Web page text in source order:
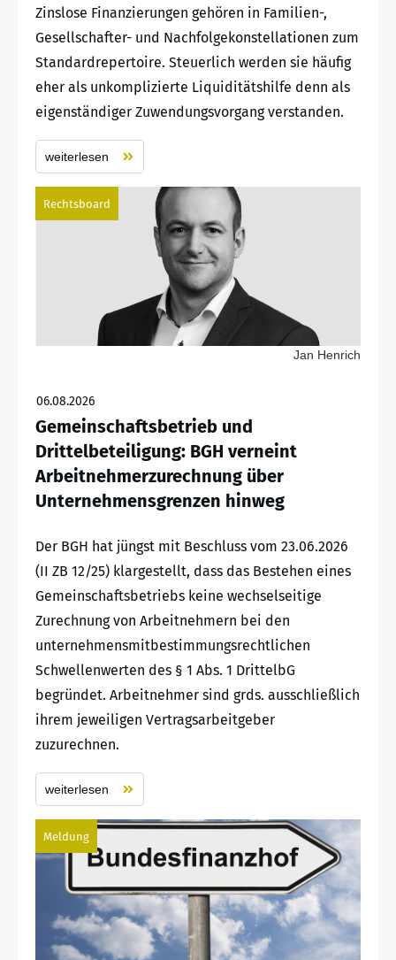
Zinslose Finanzierungen gehören in Familien-,
Gesellschafter- und Nachfolgekonstellationen zum
Standardrepertoire. Steuerlich werden sie häufig
eher als unkomplizierte Liquiditätshilfe denn als
eigenständiger Zuwendungsvorgang verstanden.
weiterlesen
Rechtsboard
Jan Henrich
06.08.2026
Gemeinschaftsbetrieb und
Drittelbeteiligung: BGH verneint
Arbeitnehmerzurechnung über
Unternehmensgrenzen hinweg
Der BGH hat jüngst mit Beschluss vom 23.06.2026
(II ZB 12/25) klargestellt, dass das Bestehen eines
Gemeinschaftsbetriebs keine wechselseitige
Zurechnung von Arbeitnehmern bei den
unternehmensmitbestimmungsrechtlichen
Schwellenwerten des § 1 Abs. 1 DrittelbG
begründet. Arbeitnehmer sind grds. ausschließlich
ihrem jeweiligen Vertragsarbeitgeber
zuzurechnen.
weiterlesen
Meldung